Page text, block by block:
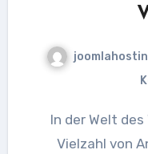
In der Welt des Webhostings gibt es eine
Vielzahl von